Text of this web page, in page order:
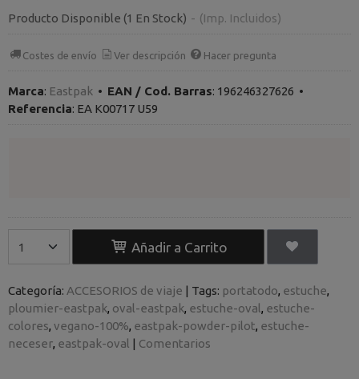
Producto Disponible (1 En Stock) - (Imp. Incluidos)
Costes de envío Ver descripción Hacer pregunta
Marca: Eastpak • EAN / Cod. Barras: 196246327626 •
Referencia: EA K00717 U59
Añadir a Carrito
Categoría: ACCESORIOS de viaje | Tags: portatodo estuche
ploumier-eastpak oval-eastpak estuche-oval
estuche-
colores vegano-100% eastpak-powder-pilot estuche-
neceser eastpak-oval | Comentarios